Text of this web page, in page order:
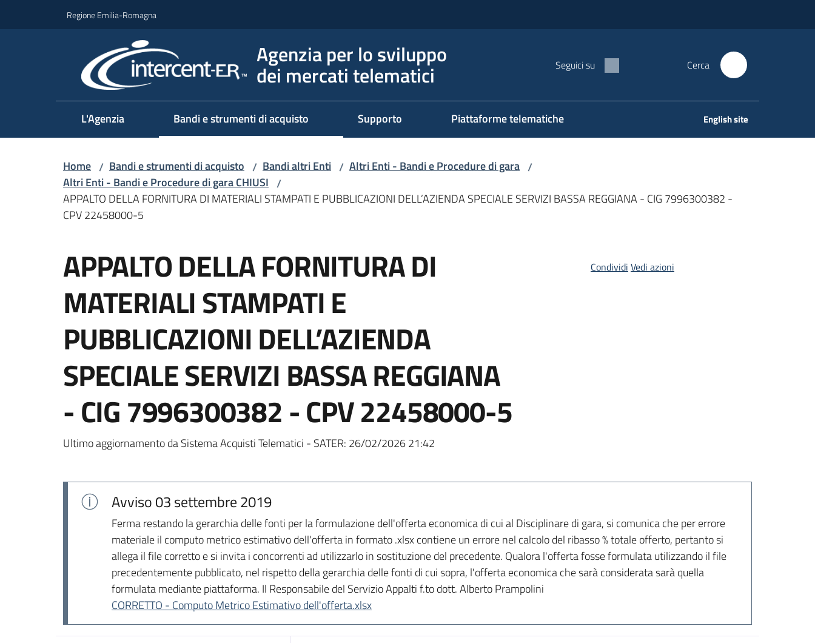
Regione Emilia-Romagna
Agenzia per lo sviluppo
dei mercati telematici Seguici su Cerca
L'Agenzia Bandi e strumenti di acquisto Supporto Piattaforme telematiche English site
Home / Bandi e strumenti di acquisto / Bandi altri Enti / Altri Enti - Bandi e Procedure di gara /
Altri Enti - Bandi e Procedure di gara CHIUSI /
APPALTO DELLA FORNITURA DI MATERIALI STAMPATI E PUBBLICAZIONI DELL’AZIENDA SPECIALE SERVIZI BASSA REGGIANA - CIG 7996300382 -
CPV 22458000-5
APPALTO DELLA FORNITURA DI
MATERIALI STAMPATI E
PUBBLICAZIONI DELL’AZIENDA
SPECIALE SERVIZI BASSA REGGIANA
- CIG 7996300382 - CPV 22458000-5
Ultimo aggiornamento da Sistema Acquisti Telematici - SATER: 26/02/2026 21:42
Condividi Vedi azioni
Avviso03 settembre 2019
Ferma restando la gerarchia delle fonti per la formulazione dell'offerta economica di cui al Disciplinare di gara, si comunica che per errore
materiale il computo metrico estimativo dell'offerta in formato .xlsx contiene un errore nel calcolo del ribasso % totale offerto, pertanto si
allega il file corretto e si invita i concorrenti ad utilizzarlo in sostituzione del precedente. Qualora l'offerta fosse formulata utilizzando il file
precedentemente pubblicato, nel rispetto della gerarchia delle fonti di cui sopra, l'offerta economica che sarà considerata sarà quella
formulata mediante piattaforma. Il Responsabile del Servizio Appalti f.to dott. Alberto Prampolini
CORRETTO - Computo Metrico Estimativo dell'offerta.xlsx